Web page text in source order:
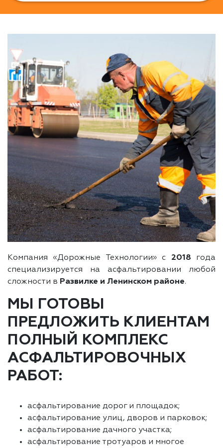
Компания «Дорожные Технологии» с 2018 года
специализируется на асфальтировании любой
сложности в Развилке и Ленинском районе.
МЫ ГОТОВЫ
ПРЕДЛОЖИТЬ КЛИЕНТАМ
ПОЛНЫЙ КОМПЛЕКС
АСФАЛЬТИРОВОЧНЫХ
РАБОТ:
асфальтирование дорог и площадок;
асфальтирование улиц, дворов и парковок;
асфальтирование дачного участка;
асфальтирование тротуаров и многое